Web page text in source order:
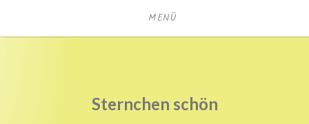
MENÜ
texthagel.deSternchen schön